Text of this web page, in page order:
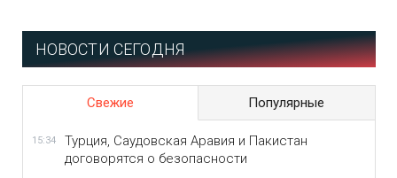
НОВОСТИ СЕГОДНЯ
Свежие Популярные
15:34
Турция, Саудовская Аравия и Пакистан
договорятся о безопасности